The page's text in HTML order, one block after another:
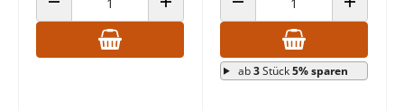
ANZAHL VERRINGERN ANZAHL ERHÖHENANZAHL VERRINGERN ANZAHL
ab3Stück5% sparen